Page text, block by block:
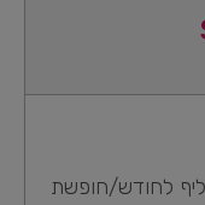
לחודש/חופשת